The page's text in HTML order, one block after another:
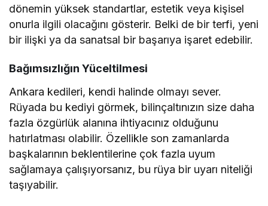
dönemin yüksek standartlar, estetik veya kişisel
onurla ilgili olacağını gösterir. Belki de bir terfi, yeni
bir ilişki ya da sanatsal bir başarıya işaret edebilir.
Bağımsızlığın Yüceltilmesi
Ankara kedileri, kendi halinde olmayı sever.
Rüyada bu kediyi görmek, bilinçaltınızın size daha
fazla özgürlük alanına ihtiyacınız olduğunu
hatırlatması olabilir. Özellikle son zamanlarda
başkalarının beklentilerine çok fazla uyum
sağlamaya çalışıyorsanız, bu rüya bir uyarı niteliği
taşıyabilir.